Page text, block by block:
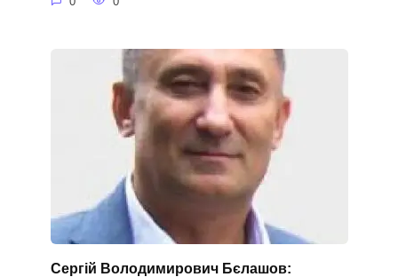
Сергій Володимирович Бєлашов: